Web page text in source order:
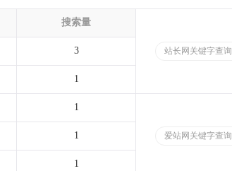
搜索量
站长网关键字查询
3
1
1
爱站网关键字查询
1
1